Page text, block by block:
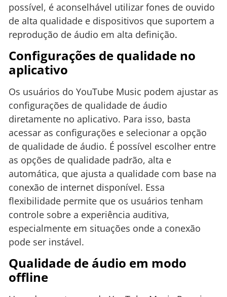
possível, é aconselhável utilizar fones de ouvido
de alta qualidade e dispositivos que suportem a
reprodução de áudio em alta definição.
Configurações de qualidade no
aplicativo
Os usuários do YouTube Music podem ajustar as
configurações de qualidade de áudio
diretamente no aplicativo. Para isso, basta
acessar as configurações e selecionar a opção
de qualidade de áudio. É possível escolher entre
as opções de qualidade padrão, alta e
automática, que ajusta a qualidade com base na
conexão de internet disponível. Essa
flexibilidade permite que os usuários tenham
controle sobre a experiência auditiva,
especialmente em situações onde a conexão
pode ser instável.
Qualidade de áudio em modo
offline